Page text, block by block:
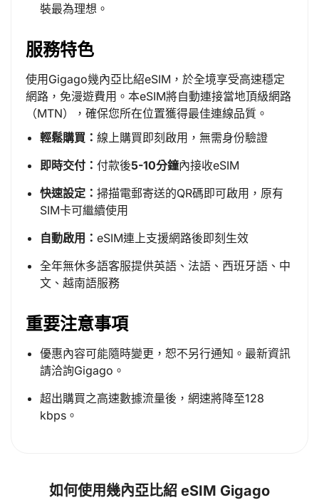
裝最為理想。
服務特色
使用Gigago幾內亞比紹eSIM，於全境享受高速穩定
網路，免漫遊費用。本eSIM將自動連接當地頂級網路
（MTN），確保您所在位置獲得最佳連線品質。
輕鬆購買： 線上購買即刻啟用，無需身份驗證
即時交付： 付款後5-10分鐘內接收eSIM
快速設定： 掃描電郵寄送的QR碼即可啟用，原有
SIM卡可繼續使用
自動啟用： eSIM連上支援網路後即刻生效
全年無休多語客服提供英語、法語、西班牙語、中
文、越南語服務
重要注意事項
優惠內容可能隨時變更，恕不另行通知。最新資訊
請洽詢Gigago。
超出購買之高速數據流量後，網速將降至128
kbps。
如何使用幾內亞比紹 eSIM Gigago